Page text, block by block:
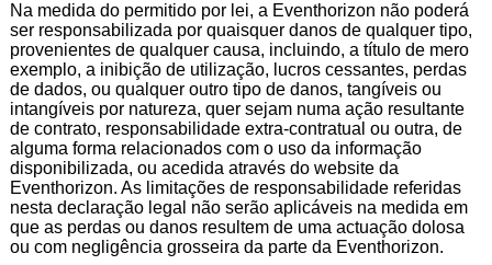
Na medida do permitido por lei, a Eventhorizon não poderá
ser responsabilizada por quaisquer danos de qualquer tipo,
provenientes de qualquer causa, incluindo, a título de mero
exemplo, a inibição de utilização, lucros cessantes, perdas
de dados, ou qualquer outro tipo de danos, tangíveis ou
intangíveis por natureza, quer sejam numa ação resultante
de contrato, responsabilidade extra-contratual ou outra, de
alguma forma relacionados com o uso da informação
disponibilizada, ou acedida através do website da
Eventhorizon. As limitações de responsabilidade referidas
nesta declaração legal não serão aplicáveis na medida em
que as perdas ou danos resultem de uma actuação dolosa
ou com negligência grosseira da parte da Eventhorizon.